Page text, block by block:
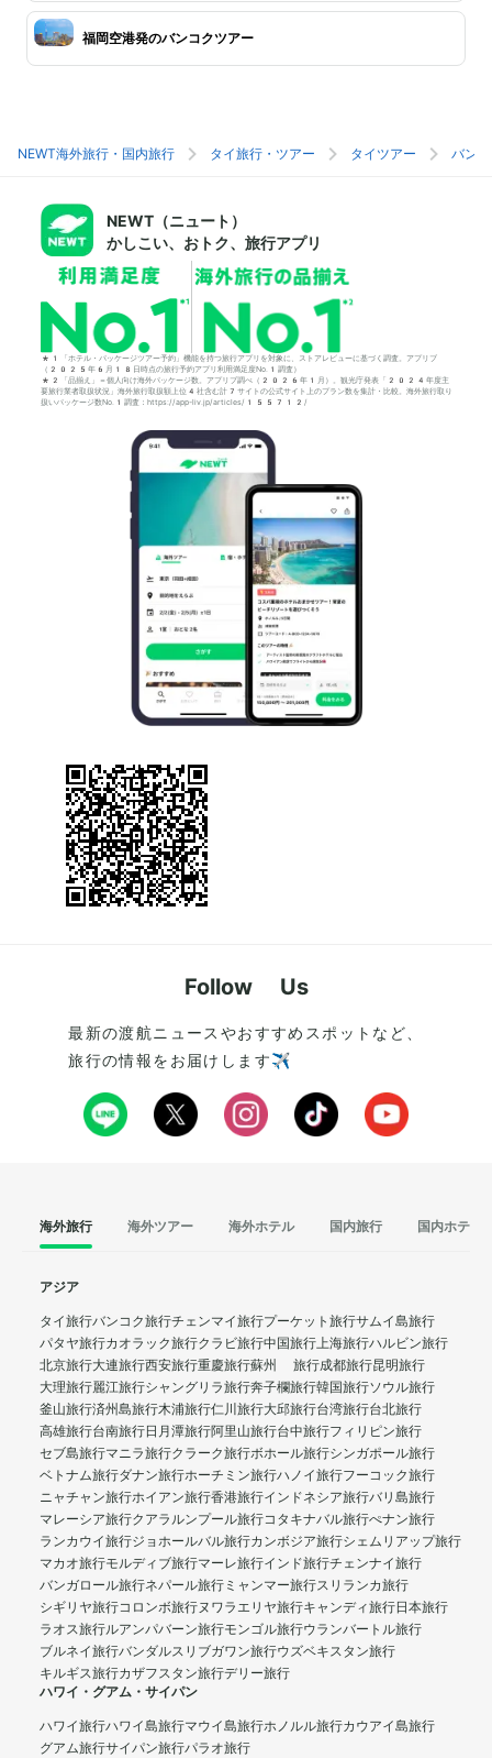
福岡空港発のバンコクツアー
NEWT海外旅行・国内旅行 タイ旅行・ツアー タイツアー バン
NEWT（ニュート）
かしこい、おトク、旅行アプリ
*1「ホテル・パッケージツアー予約」機能を持つ旅行アプリを対象に、ストアレビューに基づく調査。アプリブ
（2025年6月18日時点の旅行予約アプリ利用満足度No.1調査）
*2「品揃え」＝個人向け海外パッケージ数。アプリブ調べ（2026年1月）。観光庁発表「2024年度主
要旅行業者取扱状況」海外旅行取扱額上位4社含む計7サイトの公式サイト上のプラン数を集計・比較。海外旅行取り
扱いパッケージ数No.1調査：https://app-liv.jp/articles/155712/
Follow Us
最新の渡航ニュースやおすすめスポットなど、
旅行の情報をお届けします✈️
海外旅行 海外ツアー 海外ホテル 国内旅行 国内ホテル
アジア
タイ旅行バンコク旅行チェンマイ旅行プーケット旅行サムイ島旅行
パタヤ旅行カオラック旅行クラビ旅行中国旅行上海旅行ハルビン旅行
北京旅行大連旅行西安旅行重慶旅行蘇州 旅行成都旅行昆明旅行
大理旅行麗江旅行シャングリラ旅行奔子欄旅行韓国旅行ソウル旅行
釜山旅行済州島旅行木浦旅行仁川旅行大邱旅行台湾旅行台北旅行
高雄旅行台南旅行日月潭旅行阿里山旅行台中旅行フィリピン旅行
セブ島旅行マニラ旅行クラーク旅行ボホール旅行シンガポール旅行
ベトナム旅行ダナン旅行ホーチミン旅行ハノイ旅行フーコック旅行
ニャチャン旅行ホイアン旅行香港旅行インドネシア旅行バリ島旅行
マレーシア旅行クアラルンプール旅行コタキナバル旅行ぺナン旅行
ランカウイ旅行ジョホールバル旅行カンボジア旅行シェムリアップ旅行
マカオ旅行モルディブ旅行マーレ旅行インド旅行チェンナイ旅行
バンガロール旅行ネパール旅行 ミャンマー旅行スリランカ旅行
シギリヤ旅行コロンボ旅行ヌワラエリヤ旅行キャンディ旅行日本旅行
ラオス旅行ルアンパバーン旅行モンゴル旅行ウランバートル旅行
ブルネイ旅行バンダルスリブガワン旅行ウズベキスタン旅行
キルギス旅行カザフスタン旅行デリー旅行
ハワイ・グアム・サイパン
ハワイ旅行ハワイ島旅行マウイ島旅行ホノルル旅行カウアイ島旅行
グアム旅行サイパン旅行パラオ旅行